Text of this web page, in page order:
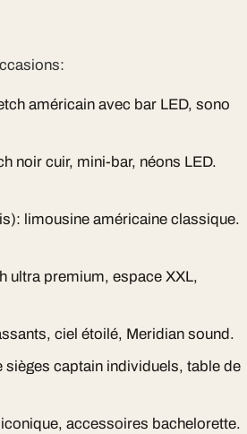
américain avec bar LED, sono
noir cuir, mini-bar, néons LED.
limousine américaine classique.
ultra premium, espace XXL,
ciel étoilé, Meridian sound.
captain individuels, table de
accessoires bachelorette.